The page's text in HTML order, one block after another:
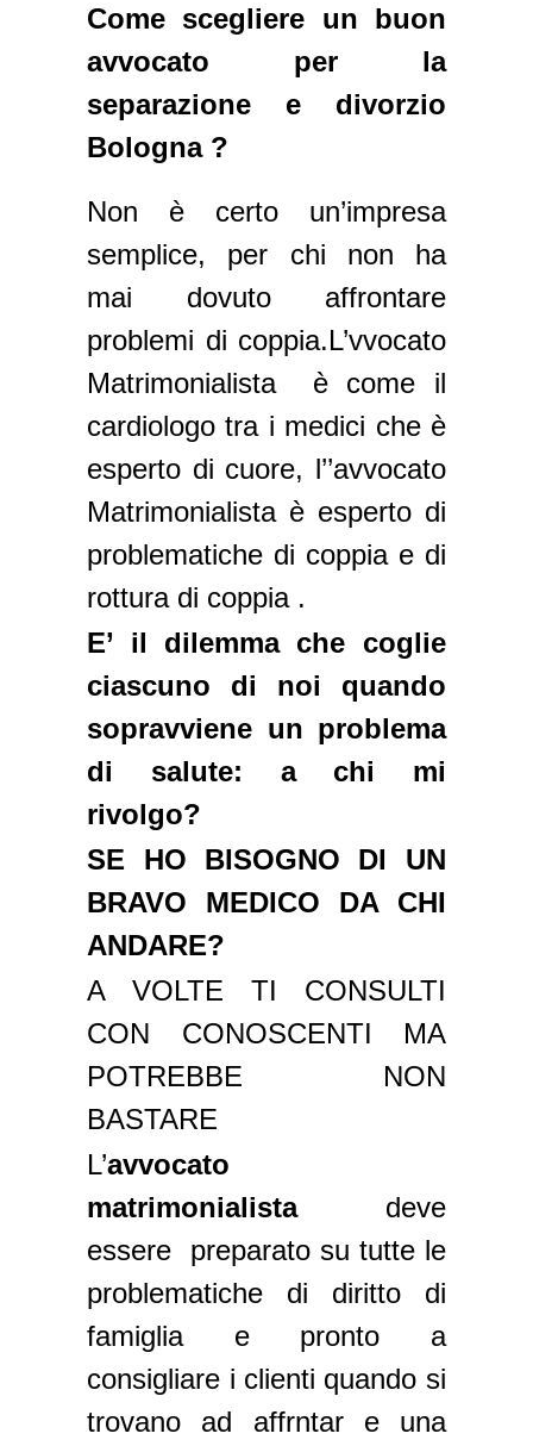
Come scegliere un buon
avvocato per la
separazione e divorzio
Bologna ?
Non è certo un’impresa
semplice, per chi non ha
mai dovuto affrontare
problemi di coppia.L’vvocato
Matrimonialista è come il
cardiologo tra i medici che è
esperto di cuore, l’’avvocato
Matrimonialista è esperto di
problematiche di coppia e di
rottura di coppia .
E’ il dilemma che coglie
ciascuno di noi quando
sopravviene un problema
di salute: a chi mi
rivolgo?
SE HO BISOGNO DI UN
BRAVO MEDICO DA CHI
ANDARE?
A VOLTE TI CONSULTI
CON CONOSCENTI MA
POTREBBE NON
BASTARE
L’avvocato
matrimonialista deve
essere preparato su tutte le
problematiche di diritto di
famiglia e pronto a
consigliare i clienti quando si
trovano ad affrntar e una